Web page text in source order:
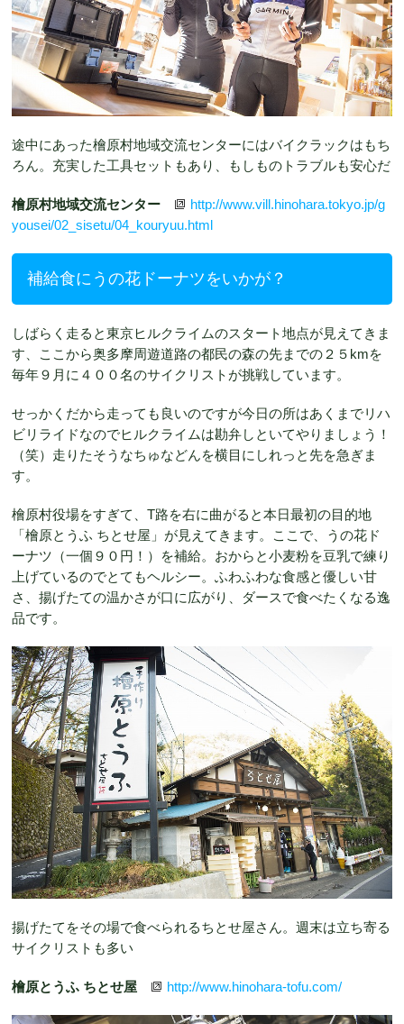
途中にあった檜原村地域交流センターにはバイクラックはもち
ろん。充実した工具セットもあり、もしものトラブルも安心だ
檜原村地域交流センター
http://www.vill.hinohara.tokyo.jp/g
yousei/02_sisetu/04_kouryuu.html
補給食にうの花ドーナツをいかが？
しばらく走ると東京ヒルクライムのスタート地点が見えてきま
す、ここから奥多摩周遊道路の都民の森の先までの２５kmを
毎年９月に４００名のサイクリストが挑戦しています。
せっかくだから走っても良いのですが今日の所はあくまでリハ
ビリライドなのでヒルクライムは勘弁しといてやりましょう！
（笑）走りたそうなちゅなどんを横目にしれっと先を急ぎま
す。
檜原村役場をすぎて、T路を右に曲がると本日最初の目的地
「檜原とうふ ちとせ屋」が見えてきます。ここで、うの花ド
ーナツ（一個９０円！）を補給。おからと小麦粉を豆乳で練り
上げているのでとてもヘルシー。ふわふわな食感と優しい甘
さ、揚げたての温かさが口に広がり、ダースで食べたくなる逸
品です。
揚げたてをその場で食べられるちとせ屋さん。週末は立ち寄る
サイクリストも多い
檜原とうふ ちとせ屋 http://www.hinohara-tofu.com/